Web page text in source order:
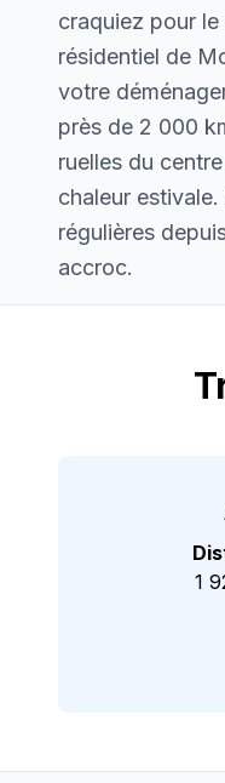
craquiez pour
résidentiel de
votre
près de 2 000
ruelles du
chaleur
régulières
accroc.
1